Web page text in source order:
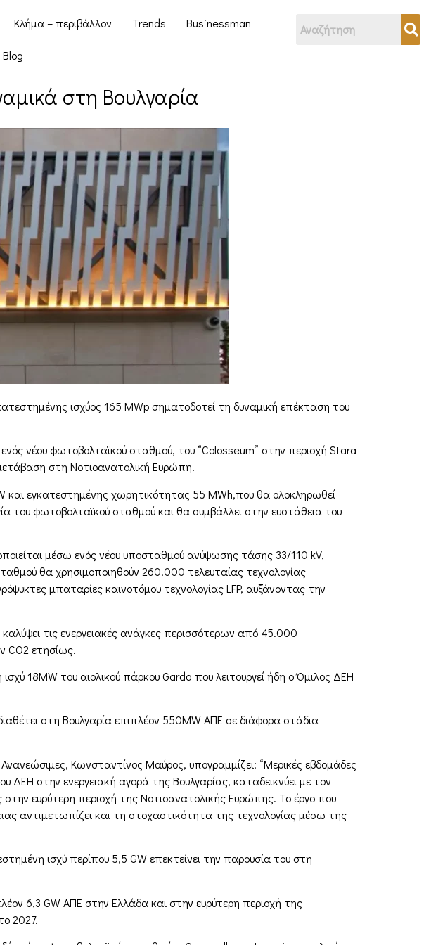
Κλήμα – περιβάλλον Trends Businessman
στη Βουλγαρία
ισχύος 165 MWp σηματοδοτεί τη δυναμική επέκταση του
νέου φωτοβολταϊκού σταθμού, του “Colosseum” στην περιοχή Stara
στη Νοτιοανατολική Ευρώπη.
και εγκατεστημένης χωρητικότητας 55 MWh,που θα ολοκληρωθεί
του φωτοβολταϊκού σταθμού και θα συμβάλλει στην ευστάθεια του
μέσω ενός νέου υποσταθμού ανύψωσης τάσης 33/110 kV,
θα χρησιμοποιηθούν 260.000 τελευταίας τεχνολογίας
μπαταρίες καινοτόμου τεχνολογίας LFP, αυξάνοντας την
τις ενεργειακές ανάγκες περισσότερων από 45.000
CO2 ετησίως.
18MW του αιολικού πάρκου Garda που λειτουργεί ήδη ο Όμιλος ΔΕΗ
στη Βουλγαρία επιπλέον 550MW ΑΠΕ σε διάφορα στάδια
Κωνσταντίνος Μαύρος, υπογραμμίζει: “Μερικές εβδομάδες
στην ενεργειακή αγορά της Βουλγαρίας, καταδεικνύει με τον
ευρύτερη περιοχή της Νοτιοανατολικής Ευρώπης. Το έργο που
αντιμετωπίζει και τη στοχαστικότητα της τεχνολογίας μέσω της
ισχύ περίπου 5,5 GW επεκτείνει την παρουσία του στη
6,3 GW ΑΠΕ στην Ελλάδα και στην ευρύτερη περιοχή της
2027.